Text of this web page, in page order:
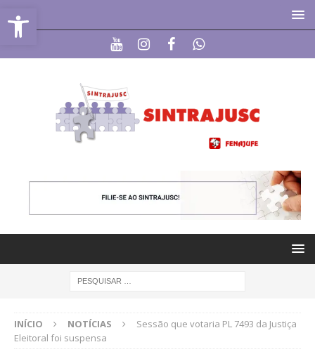
Abrir a barra de ferramentas
INÍCIO NOTÍCIAS
Sessão que votaria PL 7493 da Justiça
Eleitoral foi suspensa